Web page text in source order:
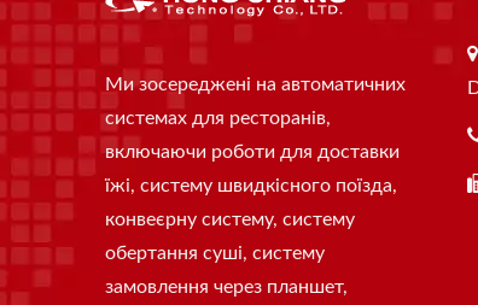
Ми зосереджені на автоматичних
системах для ресторанів,
включаючи роботи для доставки
їжі, систему швидкісного поїзда,
конвеєрну систему, систему
обертання суші, систему
замовлення через планшет,